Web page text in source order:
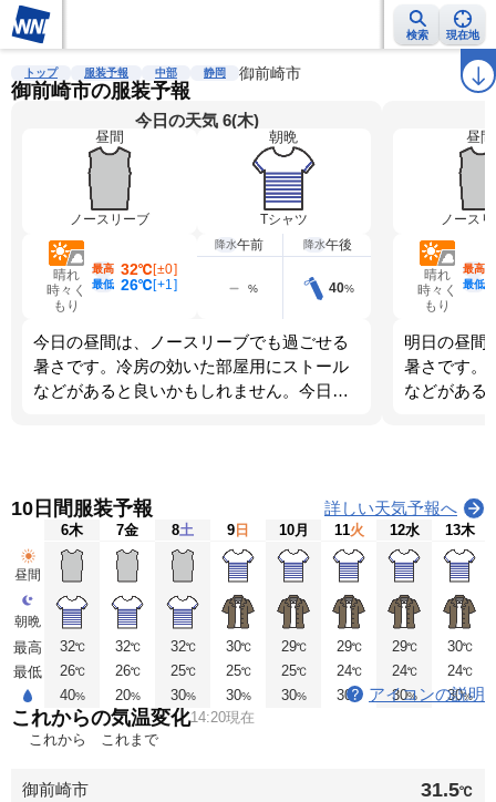
検索 現在地
雨雲レーダー 台風情報 地震情報 警報・注意報 ラ
トップ 服装予報 中部 静岡 御前崎市
御前崎市の服装予報
今日の天気 6(木)
昼間
ノースリーブ
朝晩
Tシャツ
晴れ
時々く
もり
最高 32℃[±0]
最低 26℃[+1 ]
降水午前
%
降水午後
40%
今日の昼間は、ノースリーブでも過ごせる
暑さです。冷房の効いた部屋用にストール
などがあると良いかもしれません。今日
昼間
ノース
晴れ
時々く
もり
最高
最低
明日の昼間
暑さです。
などがある
10日間服装予報 詳しい天気予報へ
昼間
朝晩
最高
最低
6木
32℃
26℃
40%
7金
32℃
26℃
20%
8土
32℃
25℃
30%
9 日
30℃
25℃
30%
10月
29℃
25℃
30%
11火
29℃
24℃
30 %
12水
29℃
24℃
30%
13木
30℃
24℃
30%
アイコンの説明
これからの気温変化14:20現在
これから
これまで
御前崎市 31.5℃